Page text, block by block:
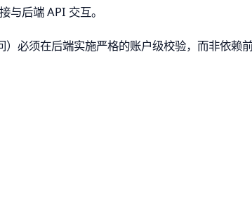
与后端 API 交互。
必须在后端实施严格的账户级校验，而非依赖